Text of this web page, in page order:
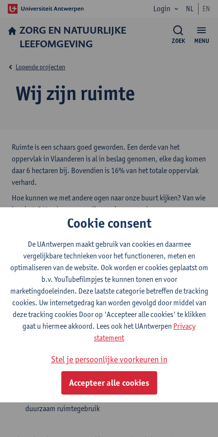
Login NL EN
ZORG EN NATUURLIJKE
LEEFOMGEVING
MENU
ZOEK
Wij zijn ruimte
Lopende projecten
Ruimte is een schaars goed geworden. Een derde van het
oppervlak in Vlaanderen is al in beslag genomen, elke dag komen
daar 6 hectaren bij. Bovendien is 16% van het totale oppervlak
verhard.
Hoe kunnen we met andere ogen naar onze buurt kijken? Van wie
is ruimte? Hoe kunnen we die mooier, gezonder en
klimaatvriendelijker maken?
om met deze vragen aan de slag te gaan, viales- en
werkpakkettendie we via 5
piloottrajectenparticipatief uitwerken.
Wat?
5 lokale samenwerkingen(lokaal bestuur, lagere school
en buurtgroep) voor het participatief uitwerken van eenles-
en werkpakket
5 concrete en haalbare plannen
en moestuinen tot autoluwe schoolstraten en wie weet …
Inzichten verzamelenover de impact van onze workshops,
brainstormsessies en methodieken op debetrokkenheid
van de deelnemersendraagvlak in de buurt
duurzaam ruimtegebruik
Cookie consent
De UAntwerpen maakt gebruik van cookies en daarmee
vergelijkbare technieken voor het functioneren, meten en
optimaliseren van de website. Ook worden er cookies geplaatst om
b.v. YouTubefilmpjes te kunnen tonen en voor
marketingdoeleinden. Deze laatste categorie betreffen de tracking
cookies. Uw internetgedrag kan worden gevolgd door middel van
deze tracking cookies Door op 'Accepteer alle cookies' te klikken
gaat u hiermee akkoord. Lees ook het UAntwerpen Privacy
statement
Stel je persoonlijke voorkeuren in
Accepteer alle cookies